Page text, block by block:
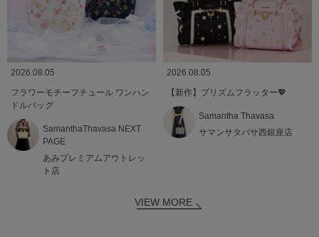
2026.08.05
フラワーモチーフチュール ワンハン
ドルバッグ
SamanthaThavasa NEXT
PAGE
あみプレミアムアウトレッ
ト店
2026.08.05
【新作】プリズムフラッター💖
Samantha Thavasa
サマンサタバサ西銀座店
VIEW MORE